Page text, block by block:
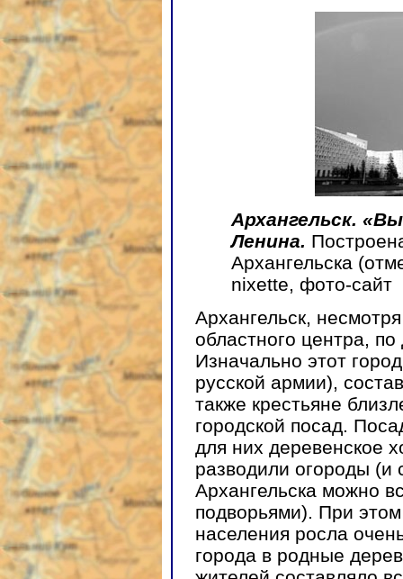
Архангельск.
Ленина.
Архангельска
nixette, фото-сайт
Архангельск,
областного центра,
Изначально этот
русской армии),
также крестьяне
городской посад.
для них деревенское
разводили огороды (и
Архангельска можно
подворьями). При
населения росла
города в родные